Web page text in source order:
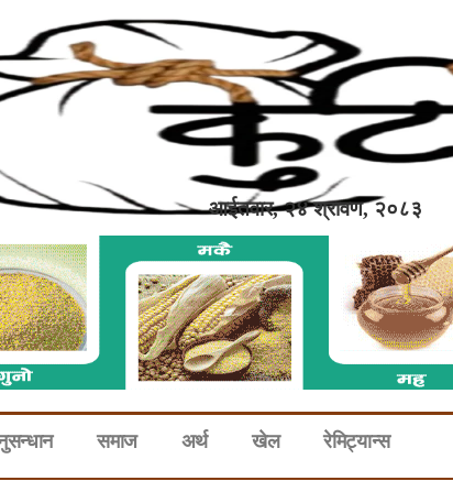
आईतवार, २४ श्रावण, २०८३
समाज अर्थ खेल रेमिट्यान्स